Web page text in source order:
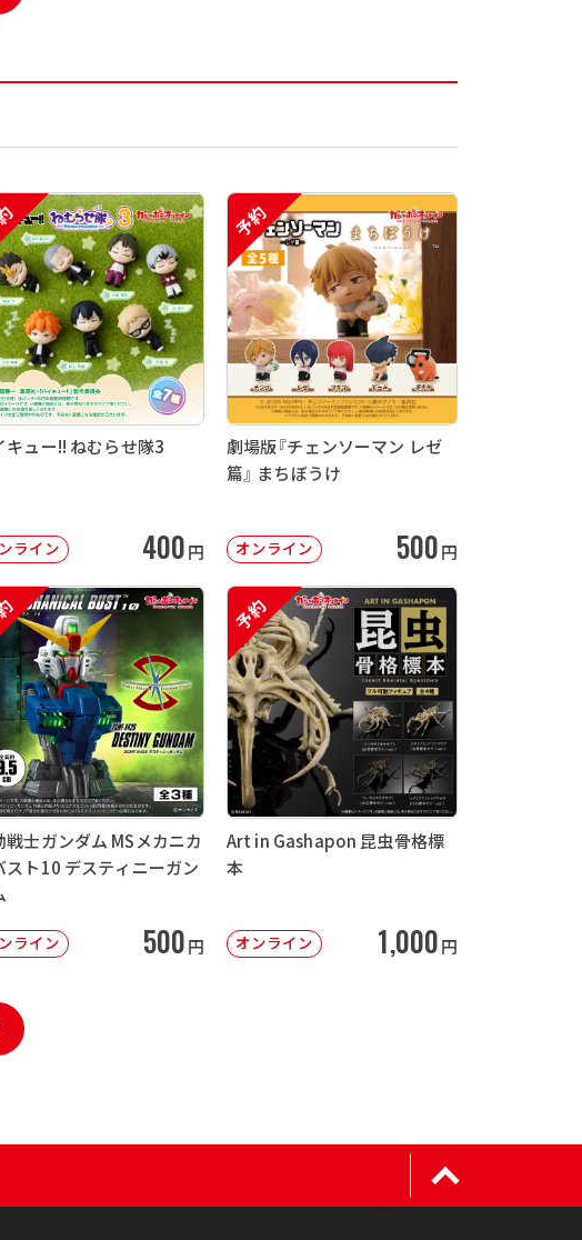
キュー!! ねむらせ隊3
ライン 400円
予約
劇場版『チェンソーマン レゼ
篇』 まちぼうけ
オンライン 500円
戦士ガンダム MSメカニカ
スト10 デスティニーガン
ライン 500円
予約
Art in Gashapon 昆虫骨格標
本
オンライン 1,000円